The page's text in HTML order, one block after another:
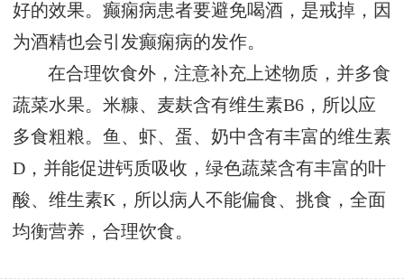
好的效果。癫痫病患者要避免喝酒，是戒掉，因
为酒精也会引发癫痫病的发作。
在合理饮食外，注意补充上述物质，并多食
蔬菜水果。米糠、麦麸含有维生素B6，所以应
多食粗粮。鱼、虾、蛋、奶中含有丰富的维生素
D，并能促进钙质吸收，绿色蔬菜含有丰富的叶
酸、维生素K，所以病人不能偏食、挑食，全面
均衡营养，合理饮食。